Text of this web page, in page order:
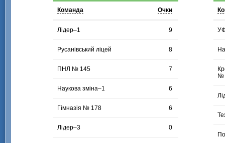
Команда Очки
Лідер–1 9
Русанівський ліцей 8
ПНЛ № 145 7
Наукова зміна–1 6
Гімназія № 178 6
Лідер–3 0
№